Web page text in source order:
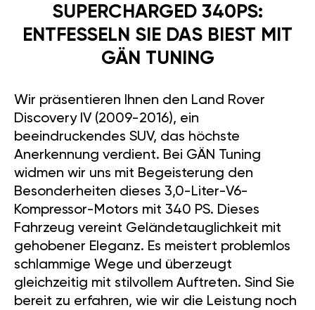
SUPERCHARGED 340PS:
ENTFESSELN SIE DAS BIEST MIT
GÄN TUNING
Wir präsentieren Ihnen den Land Rover
Discovery IV (2009-2016), ein
beeindruckendes SUV, das höchste
Anerkennung verdient. Bei GÄN Tuning
widmen wir uns mit Begeisterung den
Besonderheiten dieses 3,0-Liter-V6-
Kompressor-Motors mit 340 PS. Dieses
Fahrzeug vereint Geländetauglichkeit mit
gehobener Eleganz. Es meistert problemlos
schlammige Wege und überzeugt
gleichzeitig mit stilvollem Auftreten. Sind Sie
bereit zu erfahren, wie wir die Leistung noch